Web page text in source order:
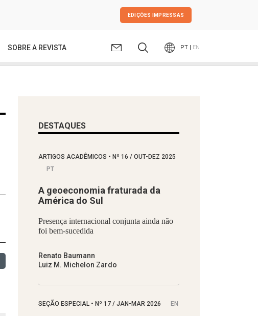
EDIÇÕES IMPRESSAS
SOBRE A REVISTA PT | EN
DESTAQUES
ARTIGOS ACADÊMICOS • Nº 16 / OUT-DEZ 2025
PT
A geoeconomia fraturada da
América do Sul
Presença internacional conjunta ainda não
foi bem-sucedida
Renato Baumann
Luiz M. Michelon Zardo
SEÇÃO ESPECIAL • Nº 17 / JAN-MAR 2026 EN